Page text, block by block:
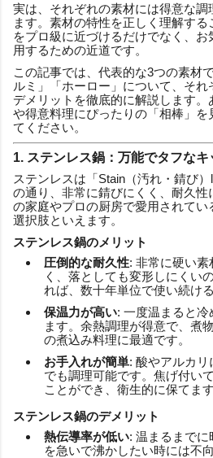
実は、それぞれの素材には得意な調
ます。素材の特性を正しく理解する
をプロ級に近づけるだけでなく、
用するための近道です。
この記事では、代表的な3つの素材
ルミ」「ホーロー」について、それ
デメリットを徹底的に解説します
や得意料理にぴったりの「相棒」を
てください。
1. ステンレス鍋：万能でタフな
ステンレスは「Stain（汚れ・錆び
の通り、非常に錆びにくく、耐久性
の家庭やプロの厨房で愛用されてい
選択肢といえます。
ステンレス鍋のメリット
圧倒的な耐久性: 非常に硬い素
く、落としても変形しにくい
れば、数十年単位で使い続け
保温力が高い: 一度温まると
ます。余熱調理が得意で、煮
の煮込み料理に最適です。
お手入れが簡単: 酸やアルカ
でも調理可能です。焦げ付い
ことができ、衛生的に保てます
ステンレス鍋のデメリット
熱伝導率が低い: 温まるまで
を急いで沸かしたい時には不向